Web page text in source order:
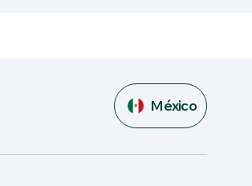
México